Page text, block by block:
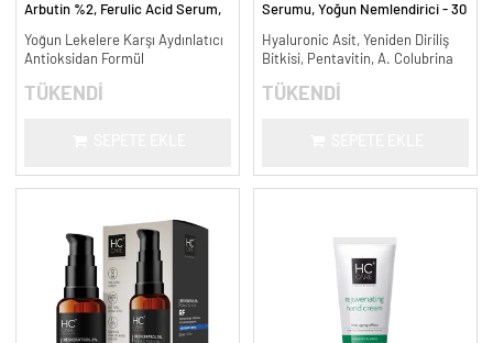
Arbutin %2, Ferulic Acid Serum,
ml.
Yoğun Lekelere Karşı Aydınlatıcı
Antioksidan Formül
TÜKENDİ
Serumu, Yoğun Nemlendirici - 30
Hyaluronic Asit, Yeniden Diriliş
Bitkisi, Pentavitin, A. Colubrina
TÜKENDİ